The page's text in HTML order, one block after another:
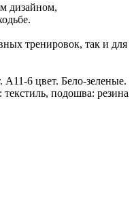
дизайном,
тренировок, так и для
6 цвет. Бело-зеленые.
подошва: резина